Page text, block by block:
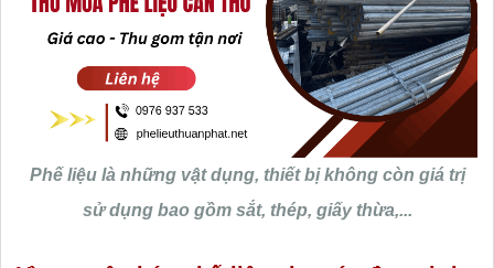
Phế liệu là những vật dụng, thiết bị không còn giá trị
sử dụng bao gồm sắt, thép, giấy thừa,...